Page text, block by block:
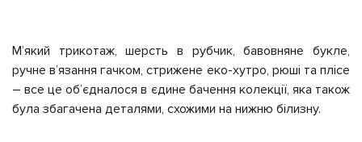
М’який трикотаж, шерсть в рубчик, бавовняне букле,
ручне в’язання гачком, стрижене еко-хутро, рюші та плісе
– все це об’єдналося в єдине бачення колекції, яка також
була збагачена деталями, схожими на нижню білизну.